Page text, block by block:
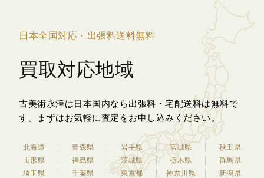
日本全国対応・出張料送料無料
買取対応地域
古美術永澤は日本国内なら出張料・宅配送料は無料で
す。
まずはお気軽に査定をお申し込みください。
北海道 青森県 岩手県 宮城県
秋田県
山形県
福島県 茨城県 栃木県
群馬県
埼玉県
千葉県 東京都 神奈川県
新潟県